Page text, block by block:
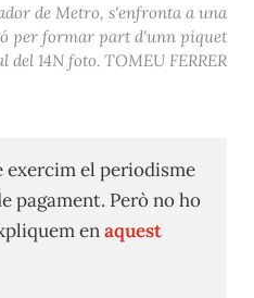
de Metro, s'enfronta a una
per formar part d'unn piquet
14N foto. TOMEU FERRER
exercim el periodisme
pagament. Però no ho
enaquest